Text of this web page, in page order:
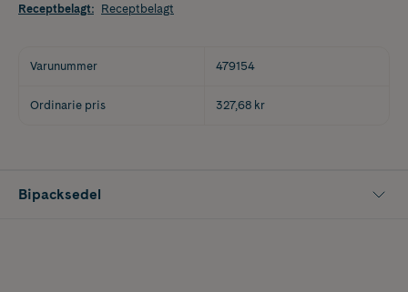
Receptbelagt: Receptbelagt
Varunummer 479154
Ordinarie pris 327,68 kr
Bipacksedel